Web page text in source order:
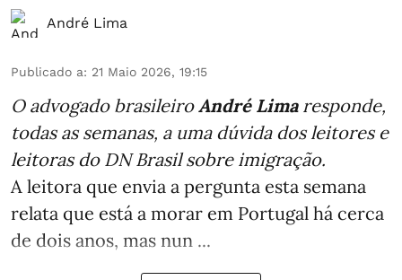
André Lima
Publicado a: 21 Maio 2026, 19:15
O advogado brasileiroAndré Limaresponde,
todas as semanas, a uma dúvida dos leitores e
leitoras do DN Brasil sobre imigração.
A leitora que envia a pergunta esta semana
relata que está a morar em Portugal há cerca
de dois anos, mas nun ...